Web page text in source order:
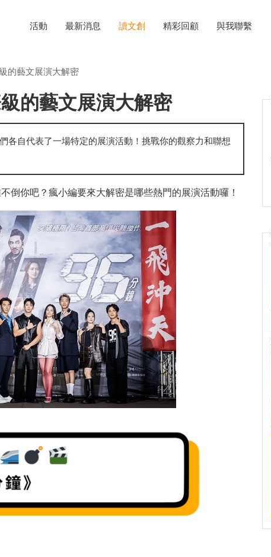
活動 最新消息 讀文創 精彩回顧 與我聯繫
的藝文展演大解密
的藝文展演大解密
自代表了一場特定的展演活動！挑戰你的觀察力和聯想
倒你吧？瘋小編要來大解密是哪些熱門的展演活動囉！